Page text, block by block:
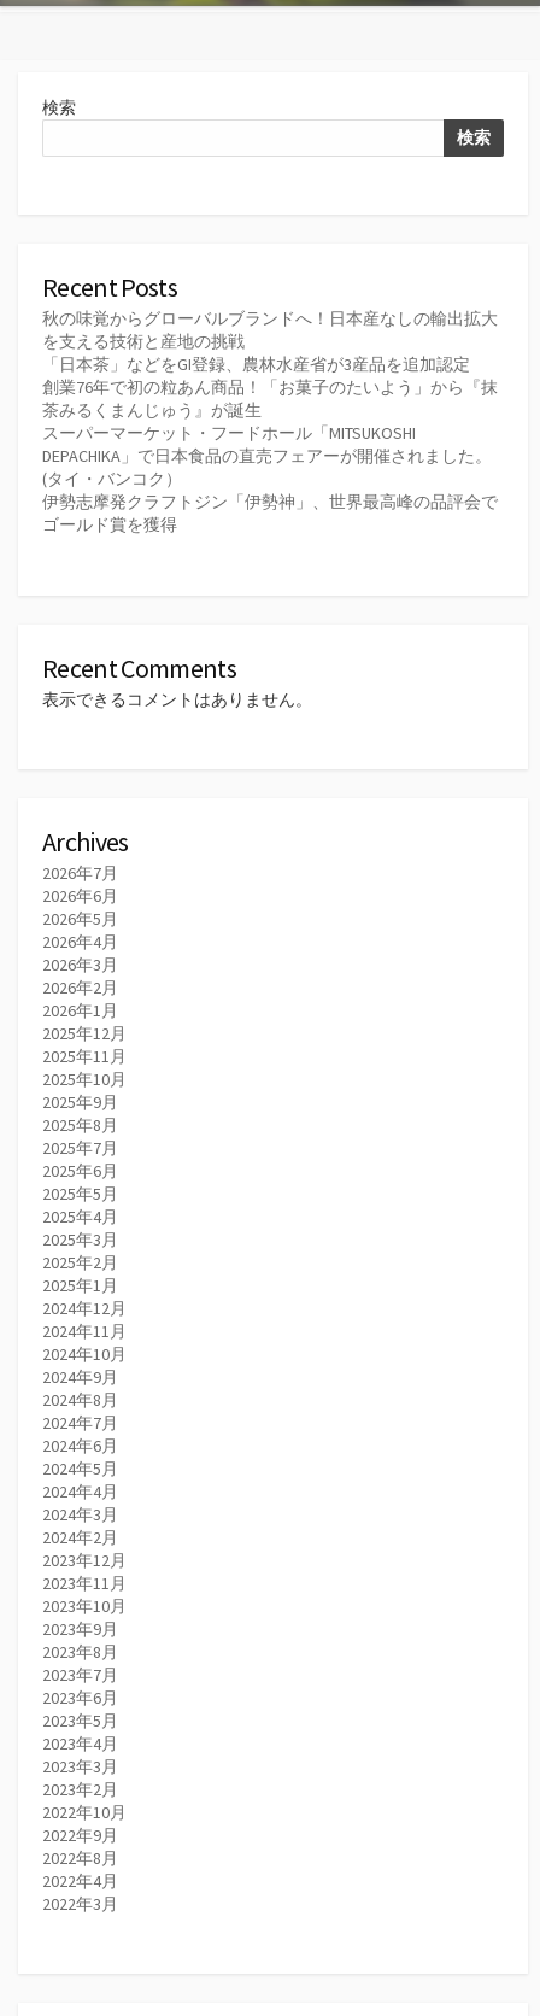
検索
検索
Recent Posts
秋の味覚からグローバルブランドへ！日本産なしの輸出拡大
を支える技術と産地の挑戦
「日本茶」などをGI登録、農林水産省が3産品を追加認定
創業76年で初の粒あん商品！「お菓子のたいよう」から『抹
茶みるくまんじゅう』が誕生
スーパーマーケット・フードホール「MITSUKOSHI
DEPACHIKA」で日本食品の直売フェアーが開催されました。
(タイ・バンコク）
伊勢志摩発クラフトジン「伊勢神」、世界最高峰の品評会で
ゴールド賞を獲得
Recent Comments
表示できるコメントはありません。
Archives
2026年7月
2026年6月
2026年5月
2026年4月
2026年3月
2026年2月
2026年1月
2025年12月
2025年11月
2025年10月
2025年9月
2025年8月
2025年7月
2025年6月
2025年5月
2025年4月
2025年3月
2025年2月
2025年1月
2024年12月
2024年11月
2024年10月
2024年9月
2024年8月
2024年7月
2024年6月
2024年5月
2024年4月
2024年3月
2024年2月
2023年12月
2023年11月
2023年10月
2023年9月
2023年8月
2023年7月
2023年6月
2023年5月
2023年4月
2023年3月
2023年2月
2022年10月
2022年9月
2022年8月
2022年4月
2022年3月